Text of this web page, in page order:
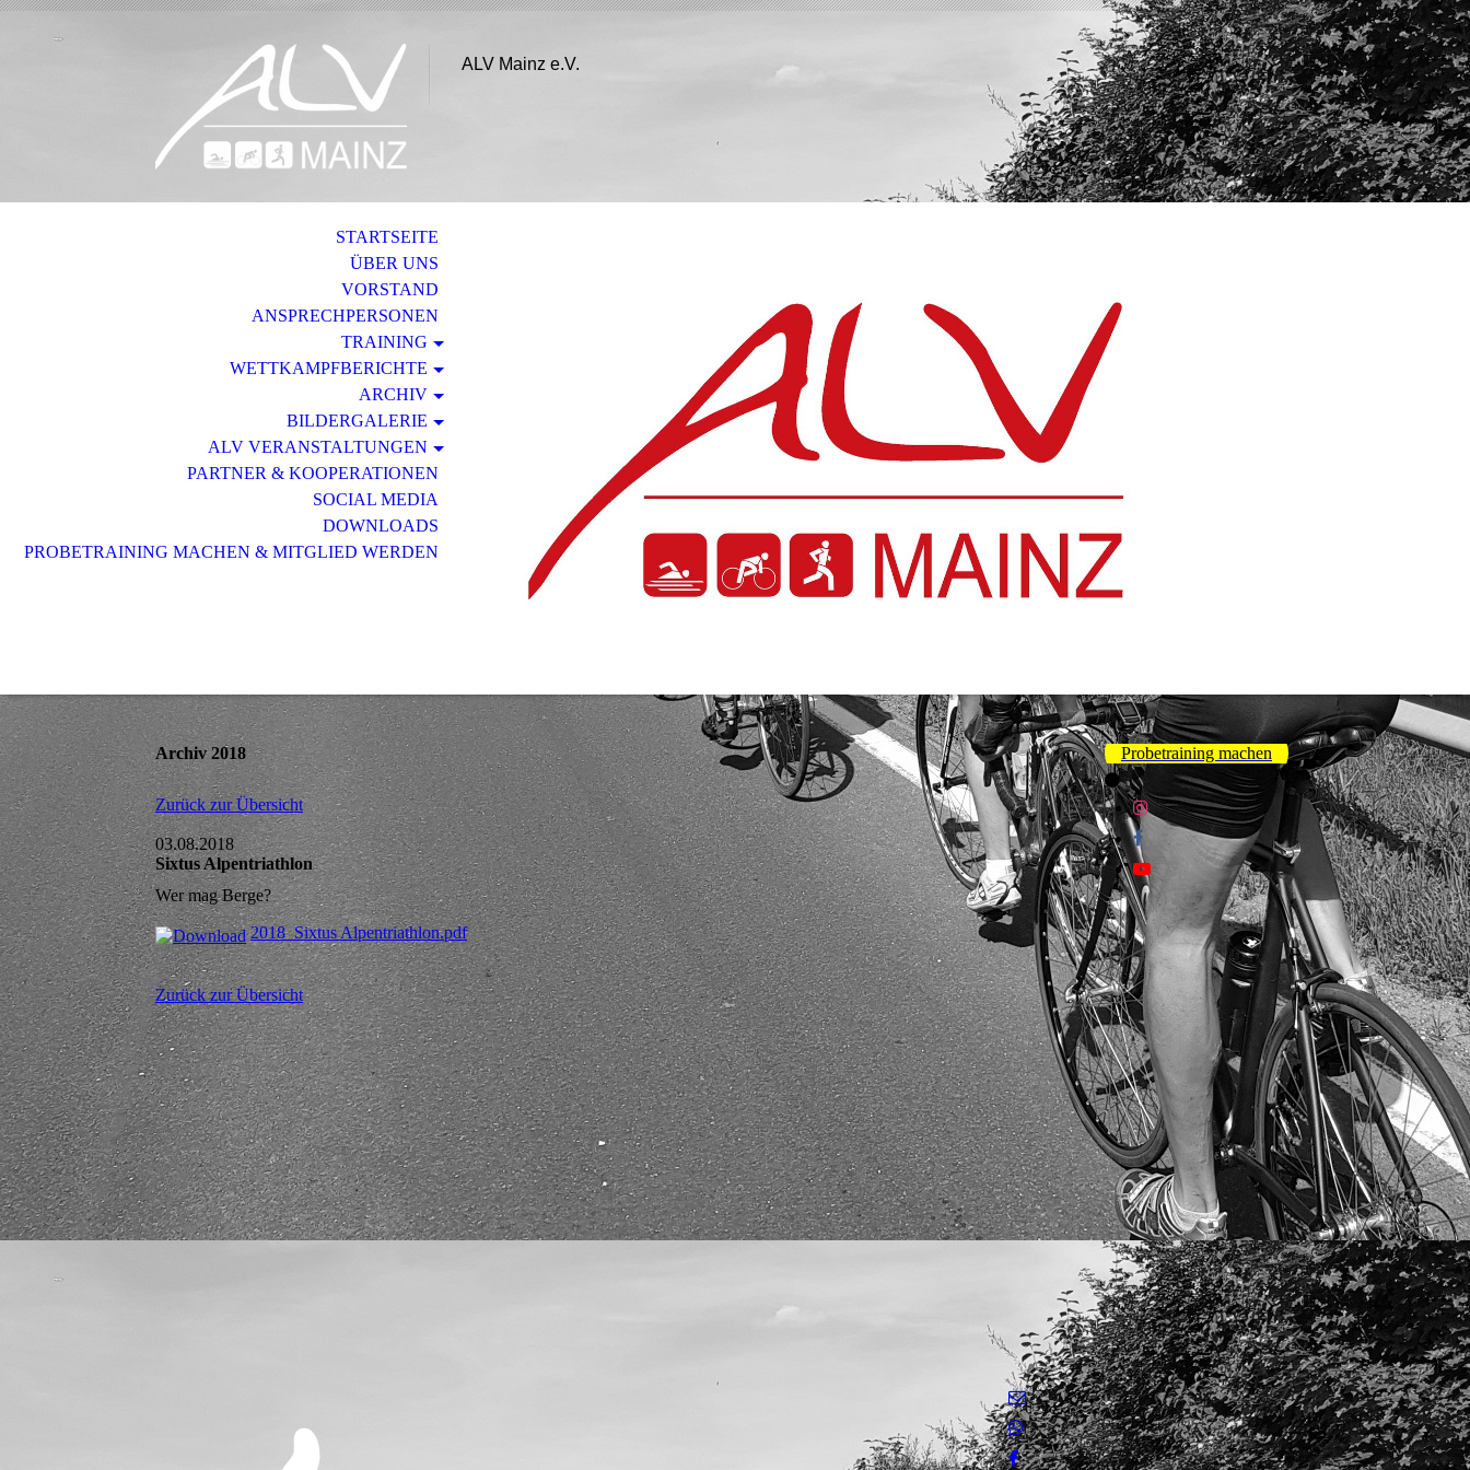
ALV Mainz e.V.
STARTSEITE
ÜBER UNS
VORSTAND
ANSPRECHPERSONEN
TRAINING
WETTKAMPFBERICHTE
ARCHIV
BILDERGALERIE
ALV VERANSTALTUNGEN
PARTNER & KOOPERATIONEN
SOCIAL MEDIA
DOWNLOADS
PROBETRAINING MACHEN & MITGLIED WERDEN
Archiv 2018
Zurück zur Übersicht
03.08.2018
Sixtus Alpentriathlon
Wer mag Berge?
2018_Sixtus Alpentriathlon.pdf
Zurück zur Übersicht
Probetraining machen